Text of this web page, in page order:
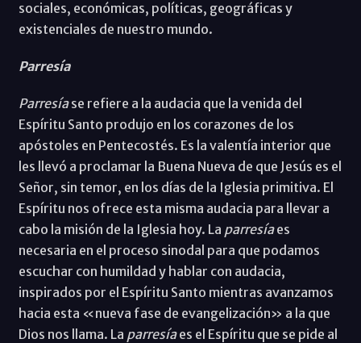
sociales, económicas, políticas, geográficas y
existenciales de nuestro mundo.
Parresía
Parresíase refiere a la audacia que la venida del
Espíritu Santo produjo en los corazones de los
apóstoles en Pentecostés. Es la valentía interior que
les llevó a proclamar la Buena Nueva de que Jesús es el
Señor, sin temor, en los días de la Iglesia primitiva. El
Espíritu nos ofrece esta misma audacia para llevar a
cabo la misión de la Iglesia hoy. La parresíaes
necesaria en el proceso sinodal para que podamos
escuchar con humildad y hablar con audacia,
inspirados por el Espíritu Santo mientras avanzamos
hacia esta «nueva fase de evangelización» a la que
Dios nos llama. La parresíaes el Espíritu que se pide al